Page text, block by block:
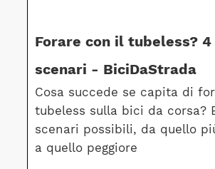
Forare con il tubeless?
scenari - BiciDaStrada
Cosa succede se capita di
tubeless sulla bici da corsa?
scenari possibili, da quello
a quello peggiore